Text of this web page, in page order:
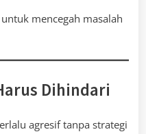
mencegah masalah
Dihindari
agresif tanpa strategi